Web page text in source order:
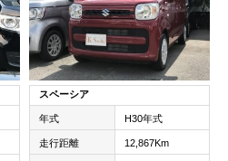
スペーシア
年式 H30年式
走行距離 12,867Km